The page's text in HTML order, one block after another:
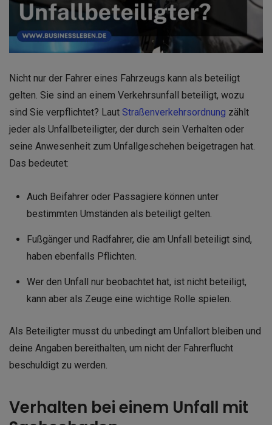
Nicht nur der Fahrer eines Fahrzeugs kann als beteiligt
gelten. Sie sind an einem Verkehrsunfall beteiligt, wozu
sind Sie verpflichtet? Laut Straßenverkehrsordnung zählt
jeder als Unfallbeteiligter, der durch sein Verhalten oder
seine Anwesenheit zum Unfallgeschehen beigetragen hat.
Das bedeutet:
Auch Beifahrer oder Passagiere können unter
bestimmten Umständen als beteiligt gelten.
Fußgänger und Radfahrer, die am Unfall beteiligt sind,
haben ebenfalls Pflichten.
Wer den Unfall nur beobachtet hat, ist nicht beteiligt,
kann aber als Zeuge eine wichtige Rolle spielen.
Als Beteiligter musst du unbedingt am Unfallort bleiben und
deine Angaben bereithalten, um nicht der Fahrerflucht
beschuldigt zu werden.
Verhalten bei einem Unfall mit